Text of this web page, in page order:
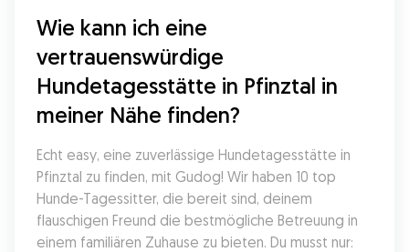
Wie kann ich eine
vertrauenswürdige
Hundetagesstätte in Pfinztal in
meiner Nähe finden?
Echt easy, eine zuverlässige Hundetagesstätte in
Pfinztal zu finden, mit Gudog! Wir haben 10 top
Hunde-Tagessitter, die bereit sind, deinem
flauschigen Freund die bestmögliche Betreuung in
einem familiären Zuhause zu bieten. Du musst nur: